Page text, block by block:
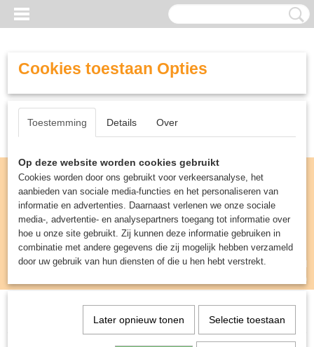
Inloggen Registreren
UW WINKELWAGEN
(0)
Miniature Gaming>Skaven Ratling Warpblaster
Cookies toestaan Opties
Toestemming Details Over
Op deze website worden cookies gebruikt
Cookies worden door ons gebruikt voor verkeersanalyse, het
aanbieden van sociale media-functies en het personaliseren van
informatie en advertenties. Daarnaast verlenen we onze sociale
media-, advertentie- en analysepartners toegang tot informatie over
hoe u onze site gebruikt. Zij kunnen deze informatie gebruiken in
combinatie met andere gegevens die zij mogelijk hebben verzameld
door uw gebruik van hun diensten of die u hen hebt verstrekt.
Later opnieuw tonen Selectie toestaan